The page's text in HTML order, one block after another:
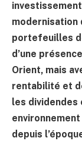
modernisation
portefeuilles
d’une
Orient, mais
rentabilité et
les dividendes
depuis